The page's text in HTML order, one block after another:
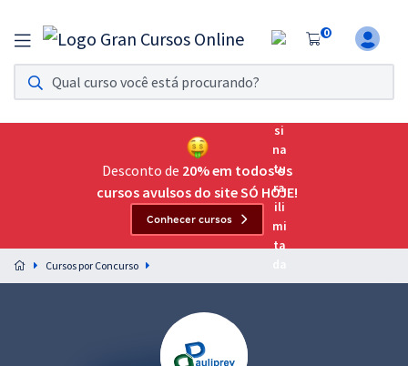
0
Assinatura Ilimitada 11
Acesso a todos os cursos. Teste grátis por 7 dias!
Assinatura OAB Até Passar
Acesso ilimitado a toda preparação para o Exame da
Preparação completa e intensiva para as principais
residências em saúde do Brasil
Desconto de 20% em todos os
cursos avulsos do site SÓ HOJE!
Conhecer cursos
Cursos por Concurso